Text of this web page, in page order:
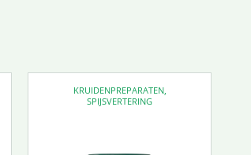
KRUIDENPREPARATEN,
SPIJSVERTERING